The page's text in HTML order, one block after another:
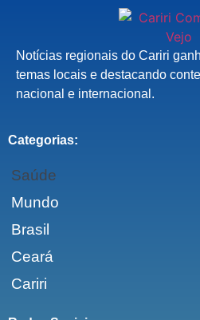
Notícias regionais do Cariri
temas locais e destacando
nacional e internacional.
Categorias:
Saúde
Mundo
Brasil
Ceará
Cariri